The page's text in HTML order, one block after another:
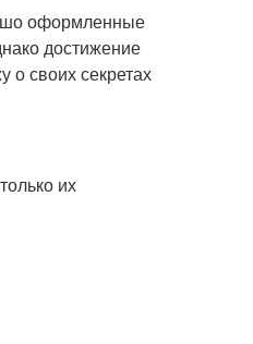
оформленные
достижение
о своих секретах
их